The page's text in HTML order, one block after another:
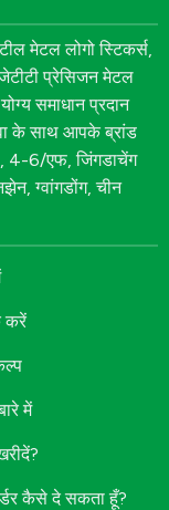
मेटल लोगो स्टिकर्स,
प्रेसिजन मेटल
समाधान प्रदान
के साथ आपके ब्रांड
4-6/एफ, जिंगडाचेंग
ग्वांगडोंग, चीन
करें
में
कैसे दे सकता हूँ?